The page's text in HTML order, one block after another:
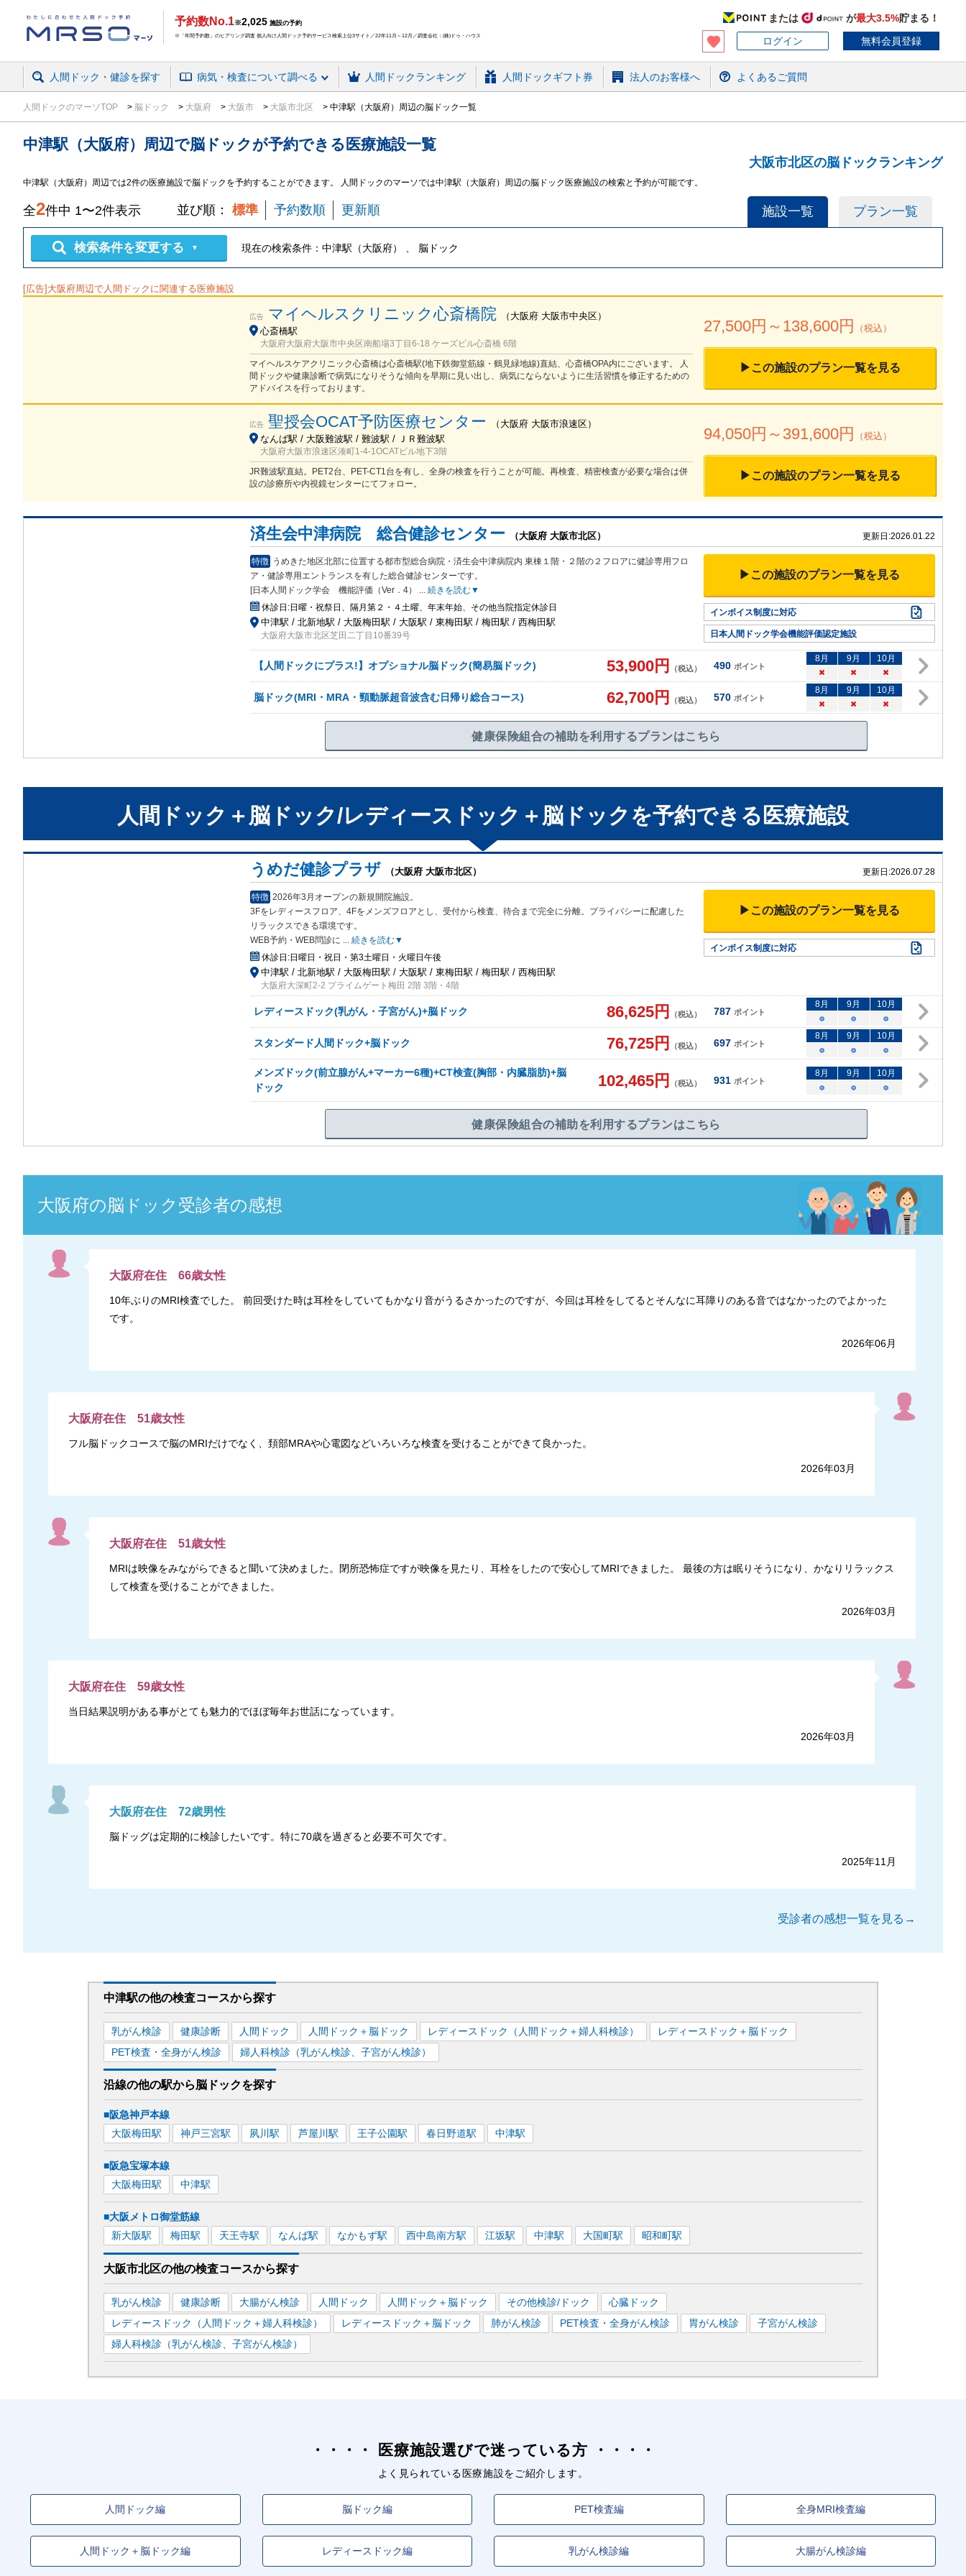
予約数No.1※2,025 施設の予約
※「年間予約数」のヒアリング調査 個人向け人間ドック予約サービス検索上位3サイト／22年11月～12月／調査会社：(株)ドゥ・ハウス
または が最大3.5%貯まる！
ログイン
無料会員登録
人間ドック・健診を探す 病気・検査について調べる 人間ドックランキング 人間ドックギフト券 法人のお客様へ よくあるご質問
人間ドックのマーソTOP 脳ドック 大阪府 大阪市 大阪市北区 中津駅（大阪府）周辺の脳ドック一覧
中津駅（大阪府）周辺で脳ドックが予約できる 医療施設一覧
大阪市北区の脳ドックランキング
中津駅（大阪府）周辺では2件の医療施設で脳ドックを予約することができます。 人間ドックのマーソでは中津駅（大阪府）周辺の脳ドック医療施設の検索と予約が可能です。
施設一覧 プラン一覧
全2件中 1〜2件表示 並び順： 標準 予約数順 更新順
検索条件を変更する ▼ 現在の検索条件： 中津駅（大阪府） 、 脳ドック
[広告] 大阪府周辺で人間ドックに関連する医療施設
広告 マイヘルスクリニック心斎橋院 （ 大阪府 大阪市中央区）
心斎橋駅
大阪府大阪府大阪市中央区南船場3丁目6-18 ケーズビル心斎橋 6階
マイヘルスケアクリニック心斎橋は心斎橋駅(地下鉄御堂筋線・鶴見緑地線)直結、心斎橋OPA内にございます。 人
間ドックや健康診断で病気になりそうな傾向を早期に見い出し、病気にならないように生活習慣を修正するための
アドバイスを行っております。
27,500円～ 138,600円 （税込）
▶この施設のプラン一覧を見る
広告 聖授会OCAT予防医療センター （ 大阪府 大阪市浪速区）
なんば駅 / 大阪難波駅 / 難波駅 / ＪＲ難波駅
大阪府大阪市浪速区湊町1-4-1OCATビル地下3階
JR難波駅直結。PET2台、PET-CT1台を有し、全身の検査を行うことが可能。再検査、精密検査が必要な場合は併
設の診療所や内視鏡センターにてフォロー。
94,050円～ 391,600円 （税込）
▶この施設のプラン一覧を見る
済生会中津病院 総合健診センター （大阪府 大阪市北区） 更新日:2026.01.22
特徴 うめきた地区北部に位置する都市型総合病院・済生会中津病院内 東棟１階・２階の２フロアに健診専用フロ
ア ・健診専用エントランスを有した総合健診センターです。
[日本人間ドック学会 機能評価（Ver．4）
... 続きを読む▼
休診日:日曜・祝祭日、隔月第２・４土曜、年末年始、その他当院指定休診日
中津駅 / 北新地駅 / 大阪梅田駅 / 大阪駅 / 東梅田駅 / 梅田駅 / 西梅田駅
大阪府大阪市北区芝田二丁目10番39号
▶この施設のプラン一覧を見る
インボイス制度に対応
日本人間ドック学会機能評価認定施設
【人間ドックにプラス!】オプショナル脳ドック(簡易脳ドック) 53,900円 （税込） 490 ポイント
8月 9月 10月
×
× ×
脳ドック(MRI・MRA・頸動脈超音波含む日帰り総合コース) 62,700円 （税込） 570 ポイント
8月 9月 10月
×
× ×
健康保険組合の補助を利用するプランはこちら
人間ドック＋脳ドック/レディースドック＋脳ドック を予約できる 医療施設
うめだ健診プラザ （大阪府 大阪市北区） 更新日:2026.07.28
特徴 2026年3月オープンの新規開院施設。
3Fをレディースフロア、4Fをメンズフロアとし、受付から検査、待合まで完全に分離。プライバシーに配慮した
リラックスできる環境です。
WEB予約・WEB問診に ... 続きを読む▼
休診日:日曜日・祝日・第3土曜日・火曜日午後
中津駅 / 北新地駅 / 大阪梅田駅 / 大阪駅 / 東梅田駅 / 梅田駅 / 西梅田駅
大阪府大深町2-2 プライムゲート梅田 2階 3階・4階
▶この施設のプラン一覧を見る
インボイス制度に対応
レディースドック(乳がん・子宮がん)+脳ドック 86,625円 （税込） 787 ポイント
8月 9月 10月
○
○ ○
スタンダード人間ドック+脳ドック 76,725円 （税込） 697 ポイント
8月 9月 10月
○
○ ○
メンズドック(前立腺がん+マーカー6種)+CT検査(胸部・内臓脂肪)+脳
ドック
102,465円 （税込） 931 ポイント
8月 9月 10月
○
○ ○
健康保険組合の補助を利用するプランはこちら
大阪府の脳ドック 受診者の感想
大阪府在住 66歳女性
10年ぶりのMRI検査でした。 前回受けた時は耳栓をしていてもかなり音がうるさかったのですが、今回は耳栓をしてるとそんなに耳障りのある音ではなかったのでよかった
です。
2026年06月
大阪府在住 51歳女性
フル脳ドックコースで脳のMRIだけでなく、頚部MRAや心電図などいろいろな検査を受けることができて良かった。
2026年03月
大阪府在住 51歳女性
MRIは映像をみながらできると聞いて決めました。閉所恐怖症ですが映像を見たり、耳栓をしたので安心してMRIできました。 最後の方は眠りそうになり、かなりリラックス
して検査を受けることができました。
2026年03月
大阪府在住 59歳女性
当日結果説明がある事がとても魅力的でほぼ毎年お世話になっています。
2026年03月
大阪府在住 72歳男性
脳ドッグは定期的に検診したいです。特に70歳を過ぎると必要不可欠です。
2025年11月
受診者の感想一覧を見る→
中津駅の他の検査コースから探す
乳がん検診 健康診断 人間ドック 人間ドック＋脳ドック レディースドック（人間ドック＋婦人科検診）
レディースドック＋脳ドック
PET検査・全身がん検診
婦人科検診（乳がん検診、子宮がん検診）
沿線の他の駅から脳ドックを探す
■阪急神戸本線
大阪梅田駅 神戸三宮駅 夙川 駅 芦屋川 駅 王子公園駅 春日野道駅 中津駅
■阪急宝塚本線
大阪梅田駅 中津駅
■大阪メトロ御堂筋線
新大阪駅 梅田駅 天王寺駅 なんば駅 なかもず駅 西中島南方駅 江坂駅 中津駅 大国町駅 昭和町駅
大阪市北区の他の検査コースから探す
乳がん検診 健康診断 大腸がん検診 人間ドック 人間ドック＋脳ドック その他検診/ドック
心臓ドック
レディースドック（人間ドック＋婦人科検診）
レディースドック＋脳ドック 肺がん検診 PET検査・全身がん検診 胃がん検診
子宮がん検診
婦人科検診（乳がん検診、子宮がん検診）
医療施設選びで迷っている方
よく見られている医療施設をご紹介します。
人間ドック編 脳ドック編 PET検査編 全身MRI検査編
人間ドック＋脳ドック編 レディースドック編 乳がん検診編 大腸がん検診編